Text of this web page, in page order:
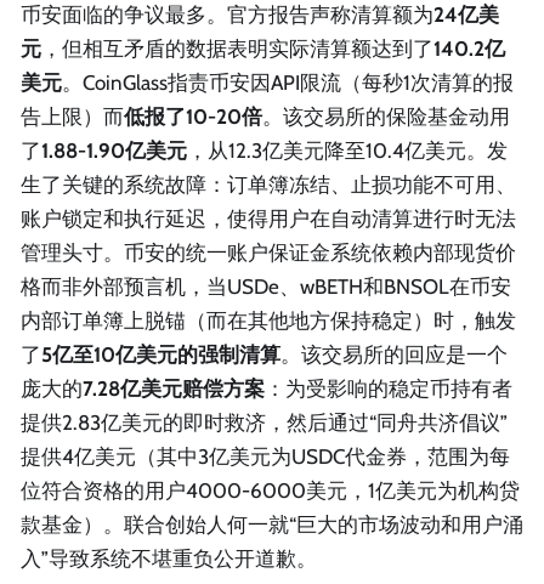
币安面临的争议最多。官方报告声称清算额为24亿美
元 ，但相互矛盾的数据表明实际清算额达到了140.2亿
美元。CoinGlass指责币安因API限流（每秒1次清算的报
告上限）而低报了10-20倍。该交易所的保险基金动用
了1.88-1.90亿美元 ，从12.3亿美元降至10.4亿美元。发
生了关键的系统故障：订单簿冻结、止损功能不可用、
账户锁定和执行延迟，使得用户在自动清算进行时无法
管理头寸。币安的统一账户保证金系统依赖内部现货价
格而非外部预言机，当USDe、wBETH和BNSOL在币安
内部订单簿上脱锚（而在其他地方保持稳定）时，触发
了5亿至10亿美元的强制清算。该交易所的回应是一个
庞大的7.28亿美元赔偿方案 ：为受影响的稳定币持有者
提供2.83亿美元的即时救济，然后通过“同舟共济倡议”
提供4亿美元（其中3亿美元为USDC代金券，范围为每
位符合资格的用户4000-6000美元，1亿美元为机构贷
款基金）。联合创始人何一就“巨大的市场波动和用户涌
入”导致系统不堪重负公开道歉。